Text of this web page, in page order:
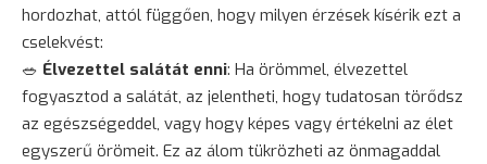
hordozhat, attól függően, hogy milyen érzések kísérik ezt a
cselekvést:
🥗 Élvezettel salátát enni: Ha örömmel, élvezettel
fogyasztod a salátát, az jelentheti, hogy tudatosan törődsz
az egészségeddel, vagy hogy képes vagy értékelni az élet
egyszerű örömeit. Ez az álom tükrözheti az önmagaddal